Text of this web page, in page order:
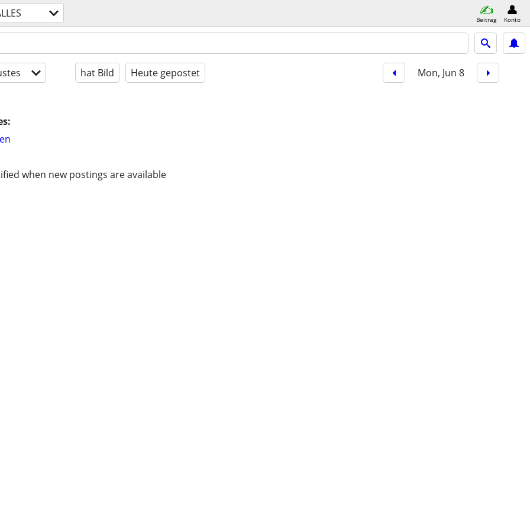
Beitrag Konto
hat Bild Heute gepostet Mon, Jun 8
when new postings are available